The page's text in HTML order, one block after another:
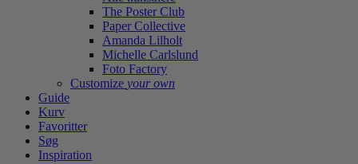
The Poster Club
Paper Collective
Amanda Lilholt
Michelle Carlslund
Foto Factory
Customize your own
Guide
Kurv
Favoritter
Søg
Inspiration